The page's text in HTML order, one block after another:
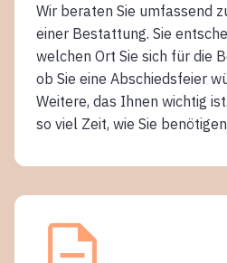
Wir beraten Sie umfassend
einer Bestattung. Sie
welchen Ort Sie sich für die
ob Sie eine Abschiedsfeier
Weitere, das Ihnen wichtig
so viel Zeit, wie Sie